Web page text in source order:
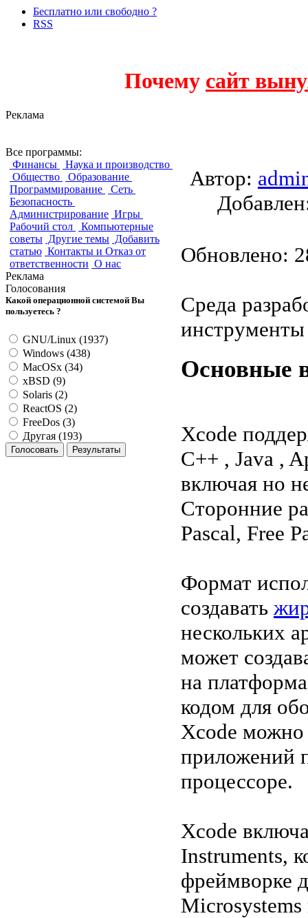
Бесплатно или свободно ?
RSS
Почему сайт
Реклама
Все программы:
Финансы
Наука и производство
Общество
Образование
Программирование
Сеть
Безопасность
Администрирование Игры
Рабочий стол
Компьютерные
советы Другие темы Добавить
статью Контакты и Отказ от
ответственности О нас
Реклама
Голосования
Какой операционной системой Вы
пользуетесь ?
GNU/Linux (1937)
Windows (438)
MacOSx (34)
xBSD (9)
Solaris (2)
ReactOS (2)
FreeDos (3)
Другая (193)
Автор:
Обновлено:
Среда
Основные
Xcode
C++ , Java ,
включая но
Сторонние
Pascal, Free
Формат
создавать
нескольких
может
на
кодом для
Xcode можно
приложений
процессоре.
Xcode
Instruments,
фреймворке